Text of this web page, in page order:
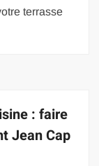
terrasse
: faire
Jean Cap